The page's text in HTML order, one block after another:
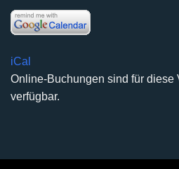
iCal
Online-Buchungen sind für diese
verfügbar.